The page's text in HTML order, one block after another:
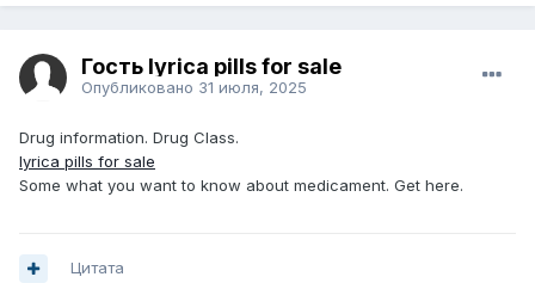
Гость lyrica pills for sale
Опубликовано 31 июля, 2025
Drug information. Drug Class.
lyrica pills for sale
Some what you want to know about medicament. Get here.
Цитата